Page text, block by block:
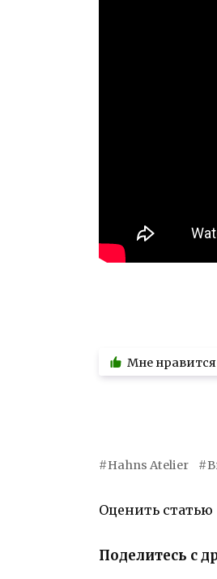
Мне нравится
Hahns Atelier
Оценить статью
Поделитесь с